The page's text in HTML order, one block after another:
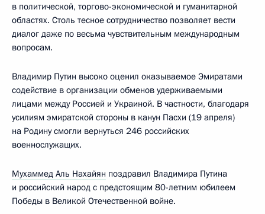
в политической, торгово-экономической и гуманитарной
областях. Столь тесное сотрудничество позволяет вести
диалог даже по весьма чувствительным международным
вопросам.
Владимир Путин высоко оценил оказываемое Эмиратами
содействие в организации обменов удерживаемыми
лицами между Россией и Украиной. В частности, благодаря
усилиям эмиратской стороны в канун Пасхи (19 апреля)
на Родину смогли вернуться 246 российских
военнослужащих.
Мухаммед Аль Нахайян поздравил Владимира Путина
и российский народ с предстоящим 80-летним юбилеем
Победы в Великой Отечественной войне.